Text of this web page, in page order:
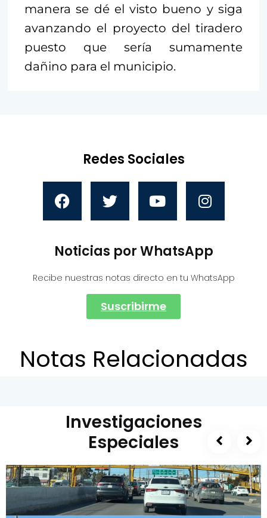
manera se dé el visto bueno y siga
avanzando el proyecto del tiradero
puesto que sería sumamente
dañino para el municipio.
Redes Sociales
Noticias por WhatsApp
Recibe nuestras notas directo en tu WhatsApp
Suscribirme
Notas Relacionadas
Investigaciones
Especiales